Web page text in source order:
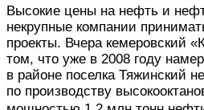
Высокие цены на нефть и
некрупные компании
проекты. Вчера кемеровский
том, что уже в 2008 году
в районе поселка Тяжинский
по производству